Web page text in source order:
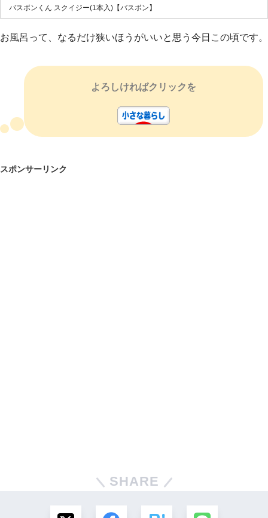
バスボンくん スクイジー(1本入)【バスボン】
お風呂って、なるだけ狭いほうがいいと思う今日この頃です。
よろしければクリックを
スポンサーリンク
SHARE